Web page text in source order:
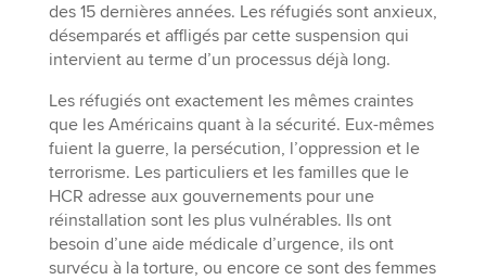
des 15 dernières années. Les réfugiés sont anxieux,
désemparés et affligés par cette suspension qui
intervient au terme d’un processus déjà long.
Les réfugiés ont exactement les mêmes craintes
que les Américains quant à la sécurité. Eux-mêmes
fuient la guerre, la persécution, l’oppression et le
terrorisme. Les particuliers et les familles que le
HCR adresse aux gouvernements pour une
réinstallation sont les plus vulnérables. Ils ont
besoin d’une aide médicale d’urgence, ils ont
survécu à la torture, ou encore ce sont des femmes